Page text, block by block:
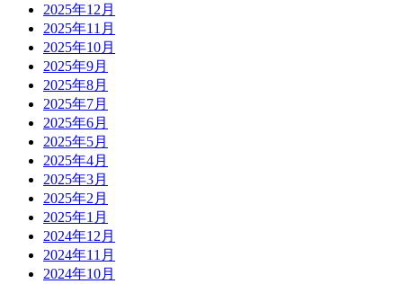
2025年12月
2025年11月
2025年10月
2025年9月
2025年8月
2025年7月
2025年6月
2025年5月
2025年4月
2025年3月
2025年2月
2025年1月
2024年12月
2024年11月
2024年10月